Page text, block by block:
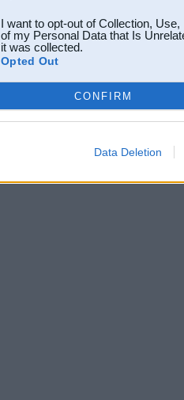
I want to opt-out of Collection,
of my Personal Data that Is
it was collected.
Opted Out
CONFIRM
Data Deletion